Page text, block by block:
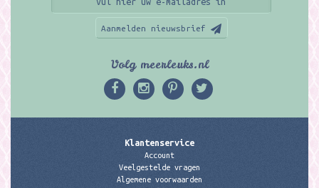
Aanmelden nieuwsbrief
Volg meerleuks.nl
Klantenservice
Account
Veelgestelde vragen
Algemene voorwaarden